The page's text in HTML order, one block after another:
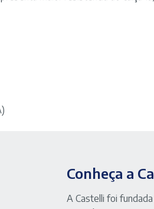
Conheça a
A Castelli foi